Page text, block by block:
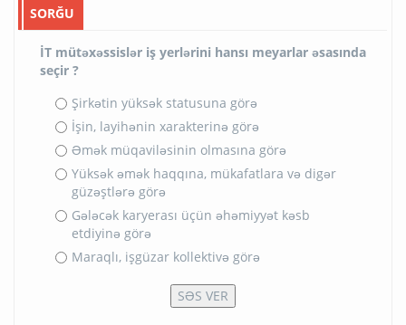
SORĞU
İT mütəxəssislər iş yerlərini hansı meyarlar əsasında
seçir ?
Şirkətin yüksək statusuna görə
İşin, layihənin xarakterinə görə
Əmək müqaviləsinin olmasına görə
Yüksək əmək haqqına, mükafatlara və digər
güzəştlərə görə
Gələcək karyerası üçün əhəmiyyət kəsb
etdiyinə görə
Maraqlı, işgüzar kollektivə görə